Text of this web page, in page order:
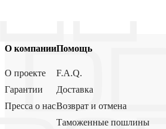
О компании
О проекте
Гарантии
Пресса о нас
Помощь
F.A.Q.
Доставка
Возврат и отмена
Таможенные пошлины